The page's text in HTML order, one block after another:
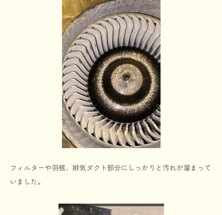
フィルターや羽根、排気ダクト部分にしっかりと汚れが溜まって
いました。